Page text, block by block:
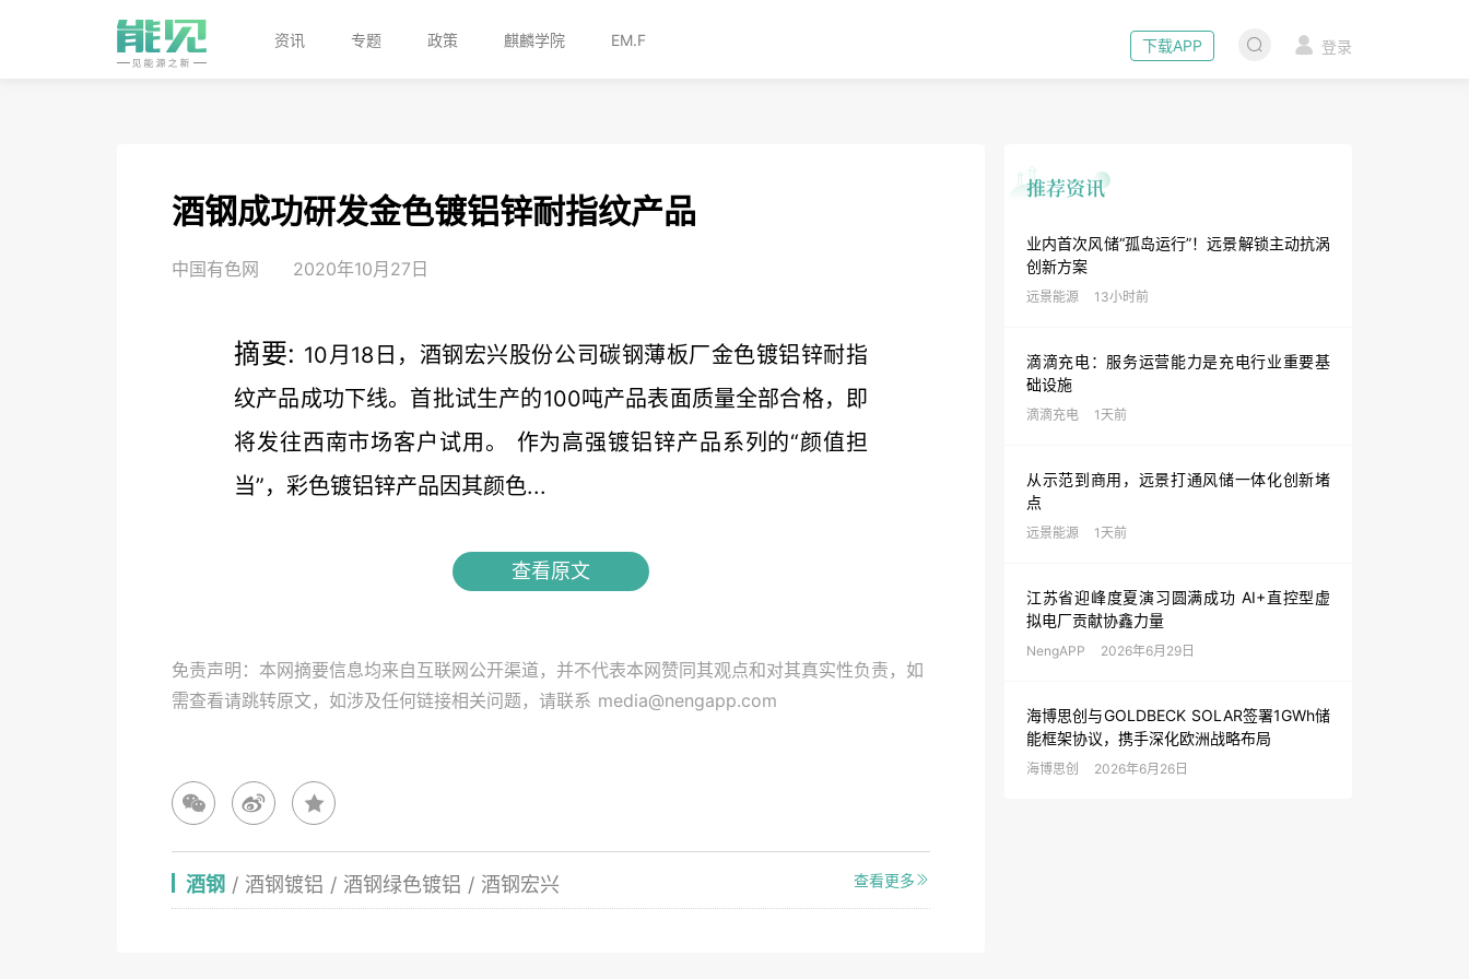
下载APP 登录
资讯 专题 政策 麒麟学院 EM.F
业内首次风储“孤岛运行”！远景解锁主动抗涡
创新方案
远景能源 13小时前
滴滴充电：服务运营能力是充电行业重要基
础设施
滴滴充电 1天前
从示范到商用，远景打通风储一体化创新堵
点
远景能源 1天前
江苏省迎峰度夏演习圆满成功 AI+直控型虚
拟电厂贡献协鑫力量
NengAPP 2026年6月29日
海博思创与GOLDBECK SOLAR签署1GWh储
能框架协议，携手深化欧洲战略布局
海博思创 2026年6月26日
酒钢成功研发金色镀铝锌耐指纹产品
中国有色网 2020年10月27日
摘要: 10月18日，酒钢宏兴股份公司碳钢薄板厂金色镀铝锌耐指
纹产品成功下线。首批试生产的100吨产品表面质量全部合格，即
将发往西南市场客户试用。 作为高强镀铝锌产品系列的“颜值担
当”，彩色镀铝锌产品因其颜色...
查看原文
免责声明：本网摘要信息均来自互联网公开渠道，并不代表本网赞同其观点和对其真实性负责，如
需查看请跳转原文，如涉及任何链接相关问题，请联系 media@nengapp.com
酒钢 / 酒钢镀铝 / 酒钢绿色镀铝 / 酒钢宏兴 查看更多